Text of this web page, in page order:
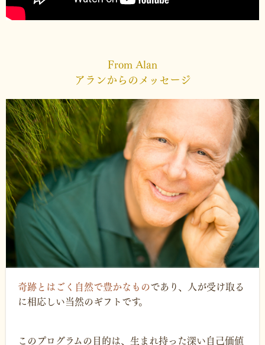
From Alan
アランからのメッセージ
奇跡とはごく自然で豊かなものであり、人が受け取る
に相応しい当然のギフトです。
このプログラムの目的は、生まれ持った深い自己価値